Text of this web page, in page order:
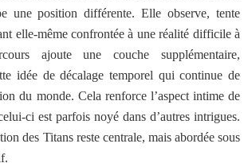
une position différente. Elle observe, tente
elle-même confrontée à une réalité difficile à
ajoute une couche supplémentaire,
idée de décalage temporel qui continue de
du monde. Cela renforce l’aspect intime de
ci est parfois noyé dans d’autres intrigues.
des Titans reste centrale, mais abordée sous